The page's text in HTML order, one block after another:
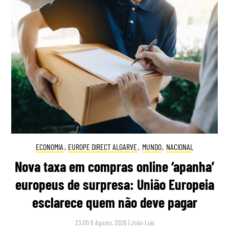
ECONOMIA , EUROPE DIRECT ALGARVE, MUNDO, NACIONAL
Nova taxa em compras online ‘apanha’
europeus de surpresa: União Europeia
esclarece quem não deve pagar
23:00 8 Agosto, 2026 |João Luís